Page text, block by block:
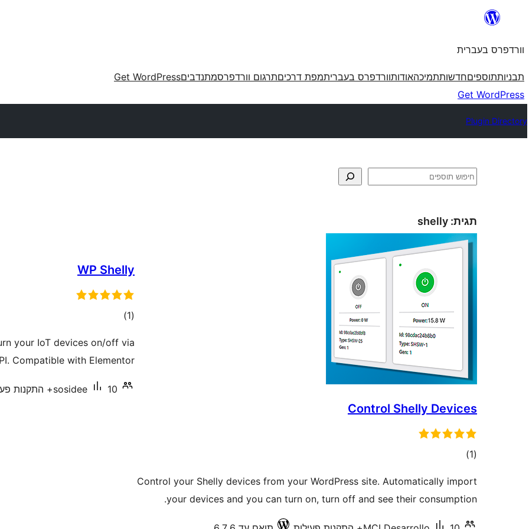
וורדפרס בעברית
תבניותתוספיםחדשותתמיכהאודותוורדפרס בעבריתמפת דרכיםתרגום וורדפרסמתנדביםGet WordPress
Get WordPress
Plugin Directory
חיפוש
תגית: shelly
Control Shelly Devices
(1 דרוגים)
Control your Shelly devices from your WordPress site. Automatically import
your devices and you can turn on, turn off and see their consumption.
WP Shelly
(1 דרוגים)
your IoT devices on/off via
Compatible with Elementor.
sosidee 10+ התקנות פעילות